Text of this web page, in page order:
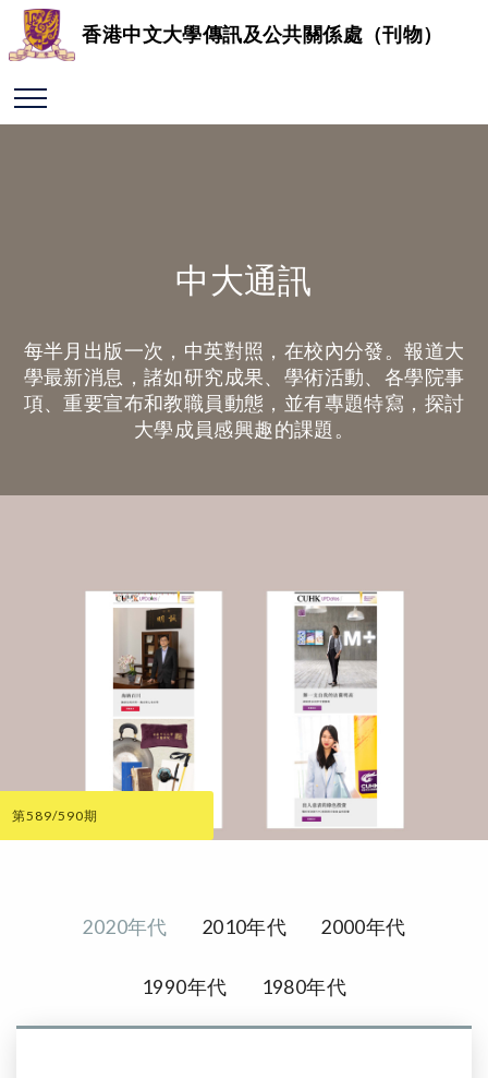
香港中文大學傳訊及公共關係處（刊物）
中大通訊
每半月出版一次，中英對照，在校內分發。報道大
學最新消息，諸如研究成果、學術活動、各學院事
項、重要宣布和教職員動態，並有專題特寫，探討
大學成員感興趣的課題。
第589/590期
2020年代 2010年代 2000年代
1990年代 1980年代